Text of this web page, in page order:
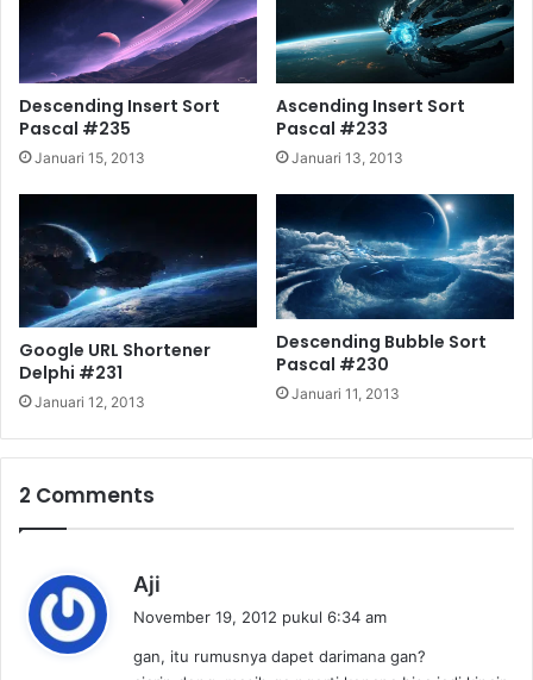
Descending Insert Sort
Pascal #235
Januari 15, 2013
Ascending Insert Sort
Pascal #233
Januari 13, 2013
Google URL Shortener
Delphi #231
Januari 12, 2013
Descending Bubble Sort
Pascal #230
Januari 11, 2013
2 Comments
Aji
k
November 19, 2012 pukul 6:34 am
gan, itu rumusnya dapet darimana gan?